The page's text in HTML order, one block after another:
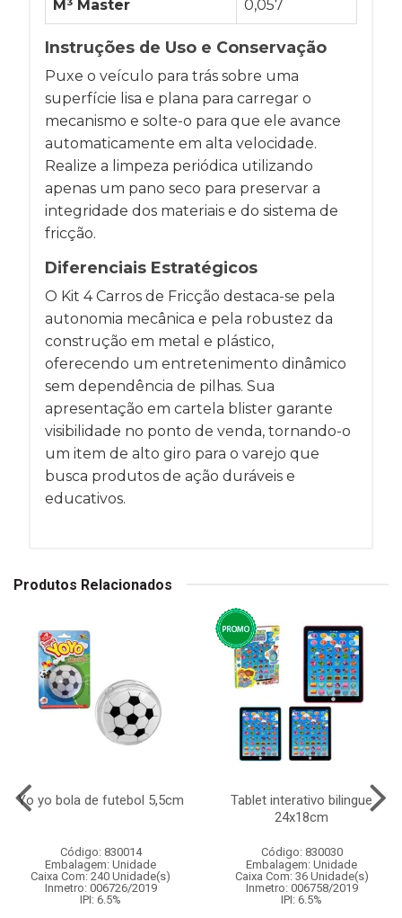
M³ Master 0,057
Instruções de Uso e Conservação
Puxe o veículo para trás sobre uma
superfície lisa e plana para carregar o
mecanismo e solte-o para que ele avance
automaticamente em alta velocidade.
Realize a limpeza periódica utilizando
apenas um pano seco para preservar a
integridade dos materiais e do sistema de
fricção.
Diferenciais Estratégicos
O Kit 4 Carros de Fricção destaca-se pela
autonomia mecânica e pela robustez da
construção em metal e plástico,
oferecendo um entretenimento dinâmico
sem dependência de pilhas. Sua
apresentação em cartela blister garante
visibilidade no ponto de venda, tornando-o
um item de alto giro para o varejo que
busca produtos de ação duráveis e
educativos.
Produtos Relacionados
Yo yo bola de futebol 5,5cm
Código: 830014
Embalagem: Unidade
Caixa Com: 240 Unidade(s)
Inmetro: 006726/2019
IPI: 6.5%
Tablet interativo bilingue
24x18cm
Código: 830030
Embalagem: Unidade
Caixa Com: 36 Unidade(s)
Inmetro: 006758/2019
IPI: 6.5%